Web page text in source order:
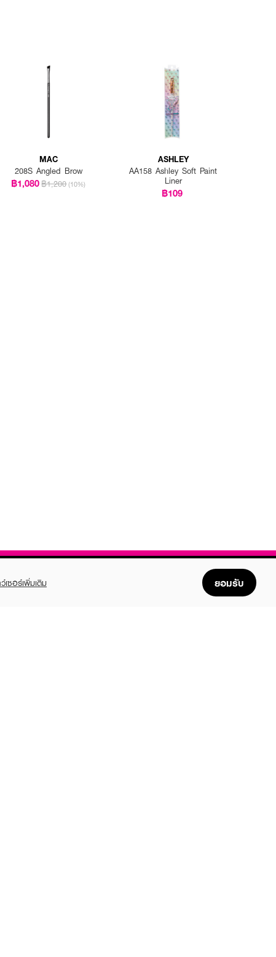
MAC
208S Angled Brow
฿1,080฿1,200 (10%)
ASHLEY
AA158 Ashley Soft Paint
Liner
฿109
เซอร์เพิ่มเติม ยอมรับ